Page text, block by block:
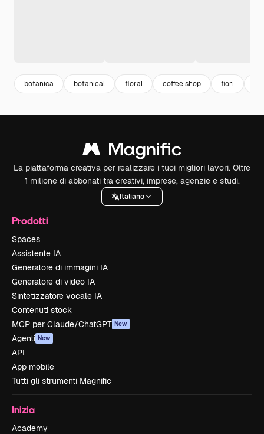
botanica botanical floral coffee shop fiori
La piattaforma creativa per realizzare i tuoi migliori lavori. Oltre
1 milione di abbonati tra creativi, imprese, agenzie e studi.
Italiano
Prodotti
Spaces
Assistente IA
Generatore di immagini IA
Generatore di video IA
Sintetizzatore vocale IA
Contenuti stock
MCP per Claude/ChatGPT New
Agenti New
API
App mobile
Tutti gli strumenti Magnific
Inizia
Academy